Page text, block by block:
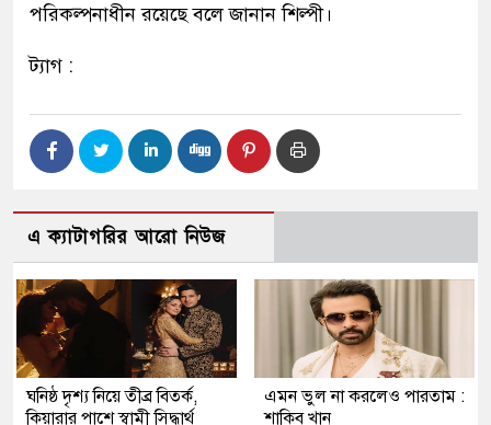
পরিকল্পনাধীন রয়েছে বলে জানান শিল্পী।
ট্যাগ :
এ ক্যাটাগরির আরো নিউজ
ঘনিষ্ঠ দৃশ্য নিয়ে তীব্র বিতর্ক,
কিয়ারার পাশে স্বামী সিদ্ধার্থ
এমন ভুল না করলেও পারতাম :
শাকিব খান